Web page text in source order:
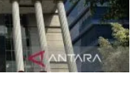
perihal isbat